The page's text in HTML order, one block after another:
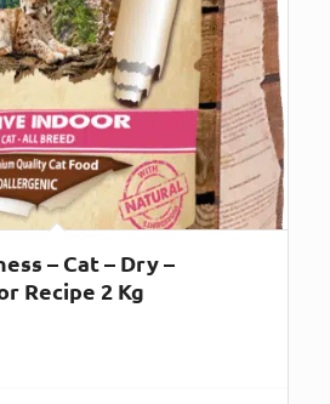
– Cat – Dry –
Recipe 2 Kg